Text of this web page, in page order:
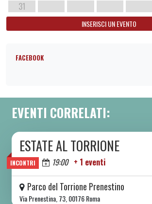
31
INSERISCI UN EVENTO
FACEBOOK
EVENTI CORRELATI:
INCONTRI
DA SAB 06/06 A SAB 08/08 2026
ESTATE AL TORRIONE
Oggi 19:00 + 1 eventi
Parco del Torrione Prenestino
Via Prenestina, 73, 00176 Roma